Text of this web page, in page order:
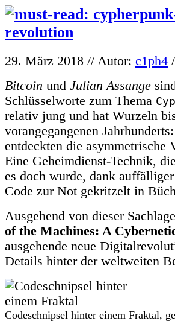
29. März 2018 // Autor: c1ph4
Bitcoin und Julian Assange
Schlüsselworte zum Thema
relativ jung und hat Wurzeln
vorangegangenen
entdeckten die asymmetrische
Eine Geheimdienst-Technik,
es doch wurde, dank
Code zur Not gekritzelt in
Ausgehend von dieser
of the Machines: A
ausgehende neue
Details hinter der weltweiten
Codeschnipsel hinter einem Fraktal,